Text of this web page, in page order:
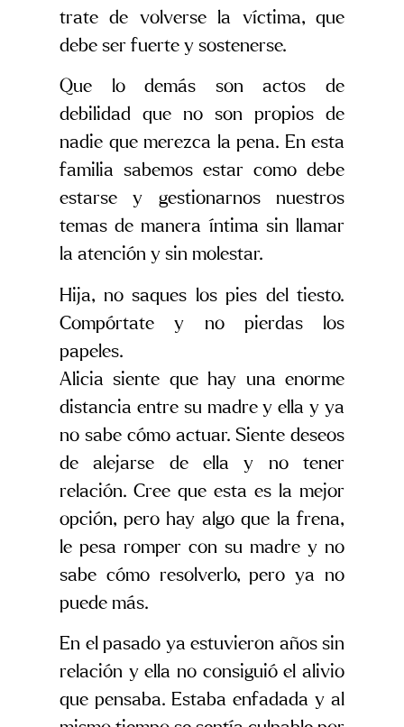
trate de volverse la víctima, que
debe ser fuerte y sostenerse.
Que lo demás son actos de
debilidad que no son propios de
nadie que merezca la pena. En esta
familia sabemos estar como debe
estarse y gestionarnos nuestros
temas de manera íntima sin llamar
la atención y sin molestar.
Hija, no saques los pies del tiesto.
Compórtate y no pierdas los
papeles.
Alicia siente que hay una enorme
distancia entre su madre y ella y ya
no sabe cómo actuar. Siente deseos
de alejarse de ella y no tener
relación. Cree que esta es la mejor
opción, pero hay algo que la frena,
le pesa romper con su madre y no
sabe cómo resolverlo, pero ya no
puede más.
En el pasado ya estuvieron años sin
relación y ella no consiguió el alivio
que pensaba. Estaba enfadada y al